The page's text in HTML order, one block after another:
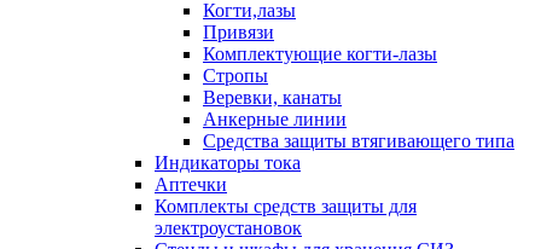
Когти,лазы
Привязи
Комплектующие когти-лазы
Стропы
Веревки, канаты
Анкерные линии
Средства защиты втягивающего типа
Индикаторы тока
Аптечки
Комплекты средств защиты для
электроустановок